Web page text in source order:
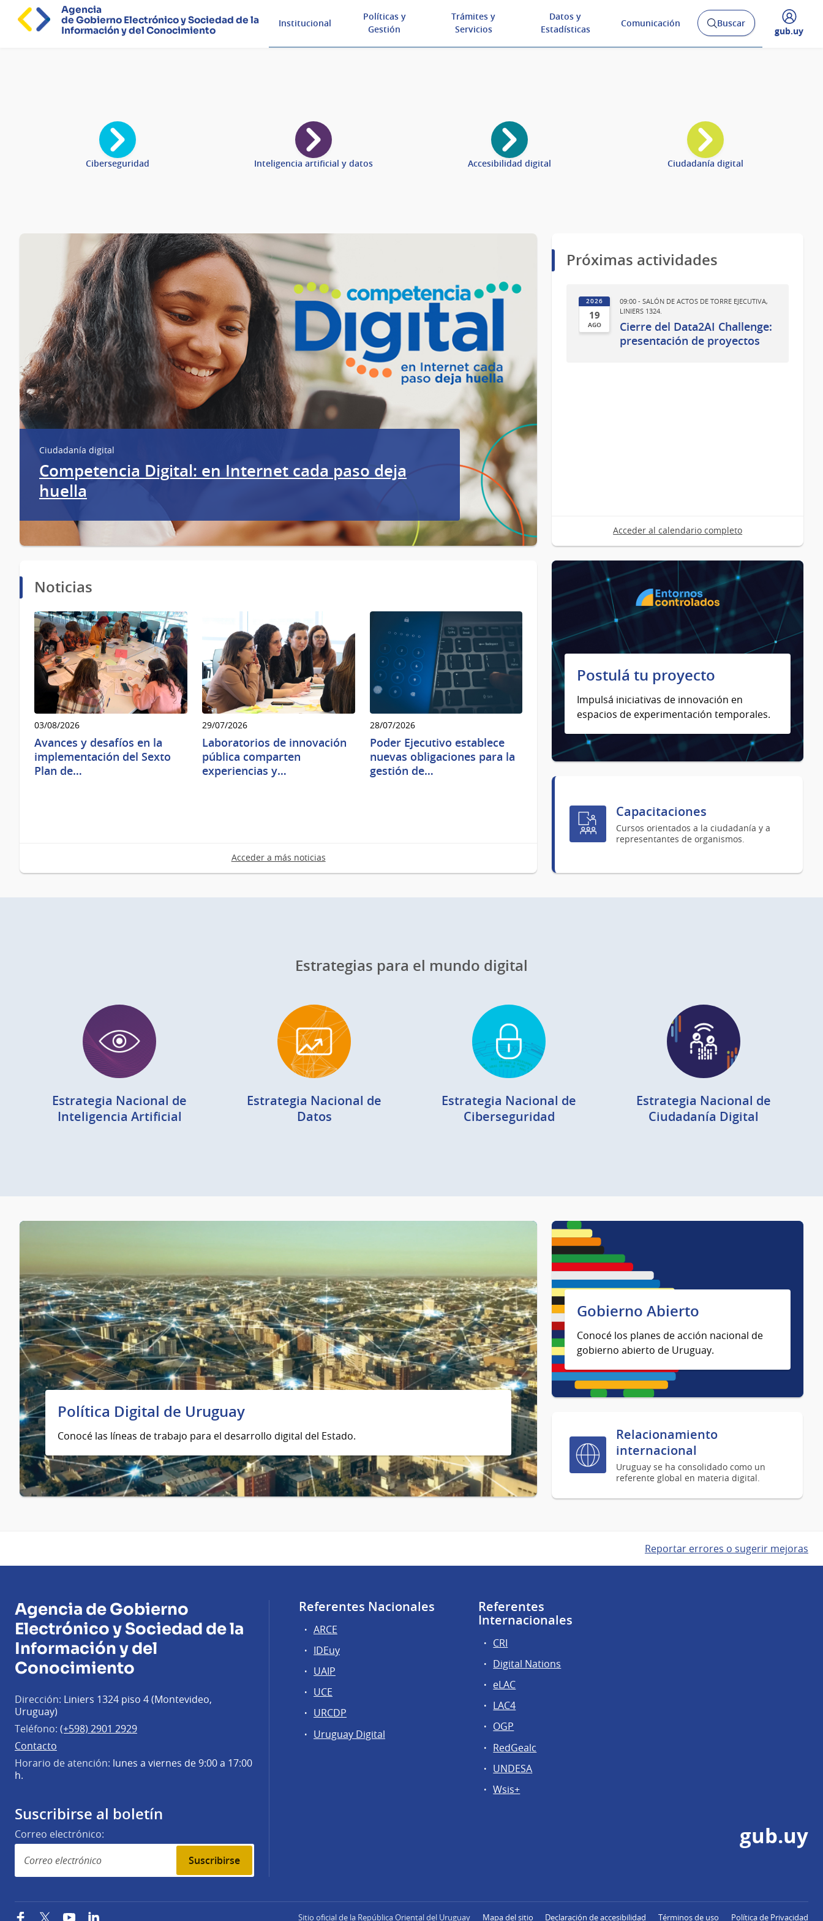
Agencia
de Gobierno Electrónico y Sociedad de la
Información y del Conocimiento
Institucional
Políticas y
Gestión
Trámites y
Servicios
Datos y
Estadísticas
Comunicación
AbrirBuscar
Desplegar
gub.uy
principal
Ciberseguridad Inteligencia artificial y datos Accesibilidad digital Ciudadanía digital
Ciudadanía digital
Competencia Digital: en Internet cada paso deja
huella
Próximas actividades
2026
19
AGO
09:00 - SALÓN DE ACTOS DE TORRE EJECUTIVA,
LINIERS 1324.
Cierre del Data2AI Challenge:
presentación de proyectos
Acceder al calendario completo
Noticias
03/08/2026
Avances y desafíos en la
implementación del Sexto
Plan de…
29/07/2026
Laboratorios de innovación
pública comparten
experiencias y…
28/07/2026
Poder Ejecutivo establece
nuevas obligaciones para la
gestión de…
Acceder a más noticias
Postulá tu proyecto
Impulsá iniciativas de innovación en
espacios de experimentación temporales.
Capacitaciones
Cursos orientados a la ciudadanía y a
representantes de organismos.
Estrategias para el mundo digital
Estrategia Nacional de
Inteligencia Artificial
Estrategia Nacional de
Datos
Estrategia Nacional de
Ciberseguridad
Estrategia Nacional de
Ciudadanía Digital
Política Digital de Uruguay
Conocé las líneas de trabajo para el desarrollo digital del Estado.
Gobierno Abierto
Conocé los planes de acción nacional de
gobierno abierto de Uruguay.
Relacionamiento
internacional
Uruguay se ha consolidado como un
referente global en materia digital.
Reportar errores o sugerir mejoras
Agencia de Gobierno
Electrónico y Sociedad de la
Información y del
Conocimiento
Dirección: Liniers 1324 piso 4 (Montevideo,
Uruguay)
Teléfono: (+598) 2901 2929
Contacto
Horario de atención: lunes a viernes de 9:00 a 17:00
h.
Suscribirse al boletín
Correo electrónico:
Suscribirse
Referentes Nacionales
ARCE
IDEuy
UAIP
UCE
URCDP
Uruguay Digital
Referentes
Internacionales
CRI
Digital Nations
eLAC
LAC4
OGP
RedGealc
UNDESA
Wsis+
gub.uy
FacebookTwitterYouTubeLinkedIn Sitio oficial de la República Oriental del Uruguay Mapa del sitio Declaración de accesibilidad Términos de uso Política de Privacidad